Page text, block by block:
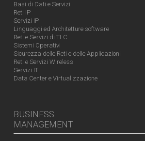
Basi di Dati e Servizi
Reti IP
Servizi IP
Linguaggi ed Architetture software
Reti e Servizi di TLC
Sistemi Operativi
Sicurezza delle Reti e delle Applicazioni
Reti e Servizi Wireless
Servizi IT
Data Center e Virtualizzazione
BUSINESS
MANAGEMENT